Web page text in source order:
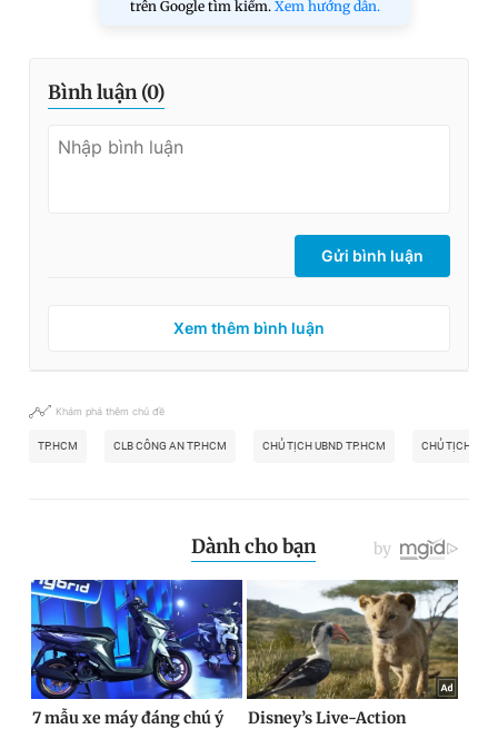
trên Google tìm kiếm. Xem hướng dẫn.
Bình luận (0)
Gửi bình luận
Xem thêm bình luận
Khám phá thêm chủ đề
TP.HCM CLB CÔNG AN TP.HCM CHỦ TỊCH UBND TP.HCM CHỦ TỊCH